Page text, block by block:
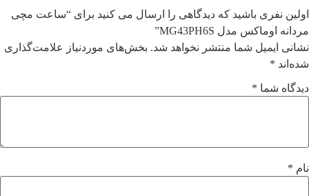
اولین نفری باشید که دیدگاهی را ارسال می کنید برای “ساعت مچی
مردانه اوماکس مدل MG43PH6S”
نشانی ایمیل شما منتشر نخواهد شد. بخش‌های موردنیاز علامت‌گذاری
شده‌اند *
دیدگاه شما *
نام *